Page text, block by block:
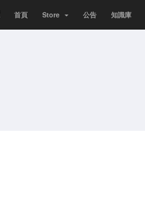
首頁 Store 公告 知識庫